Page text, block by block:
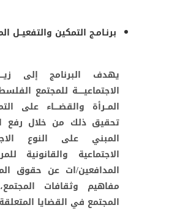
برنـامـج التمكين والتفعيــل
يهدف البرنامج إلى
الاجتماعيـــــة للمجتمع
المــرأة والقضــــاء على
تحقيق ذلك من خلال رفع
المبني على النوع
الاجتماعية والقانونية
المدافعين/ات عن حقوق
مفاهيم وثقافات
المجتمع في القضايا